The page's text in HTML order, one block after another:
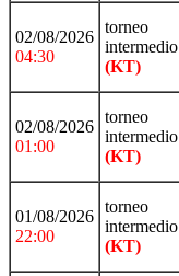
02/08/2026
04:30
torneo
intermedio
(KT)
02/08/2026
01:00
torneo
intermedio
(KT)
01/08/2026
22:00
torneo
intermedio
(KT)